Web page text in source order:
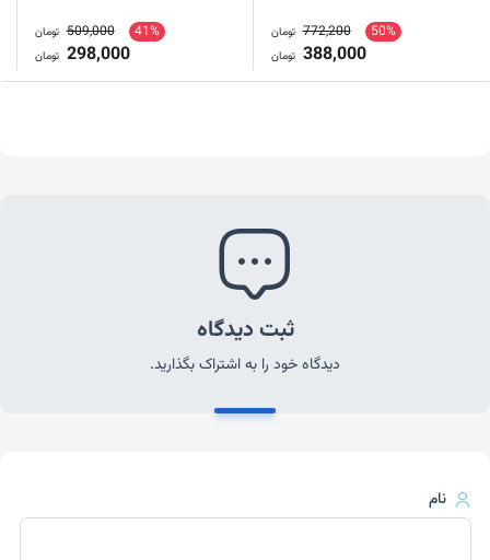
50%
772,200 تومان
388,000 تومان
41%
509,000 تومان
298,000 تومان
ثبت دیدگاه
دیدگاه خود را به اشتراک بگذارید.
نام